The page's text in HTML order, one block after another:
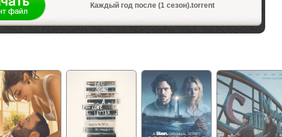
Каждый год после (1 сезон).torrent